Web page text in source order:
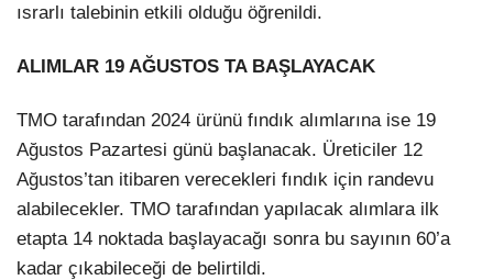
ısrarlı talebinin etkili olduğu öğrenildi.
ALIMLAR 19 AĞUSTOS TA BAŞLAYACAK
TMO tarafından 2024 ürünü fındık alımlarına ise 19
Ağustos Pazartesi günü başlanacak. Üreticiler 12
Ağustos’tan itibaren verecekleri fındık için randevu
alabilecekler. TMO tarafından yapılacak alımlara ilk
etapta 14 noktada başlayacağı sonra bu sayının 60’a
kadar çıkabileceği de belirtildi.